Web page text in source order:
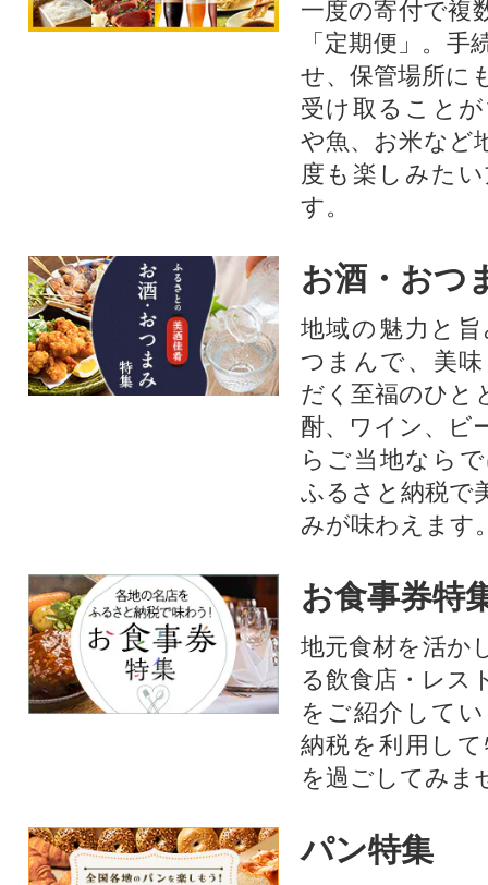
一度の寄付で複
「定期便」。
せ、保管場所に
受け取ること
や魚、お米など
度も楽しみた
す。
お酒・おつ
地域の魅力と
つまんで、美
だく至福のひと
酎、ワイン、ビ
らご当地なら
ふるさと納税で
みが味わえます
お食事券特
地元食材を活か
る飲食店・レス
をご紹介して
納税を利用し
を過ごしてみま
パン特集